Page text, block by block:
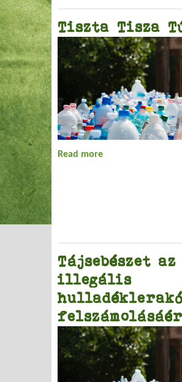
Tiszta Tisza
Read more
Tájsebészet az
illegális